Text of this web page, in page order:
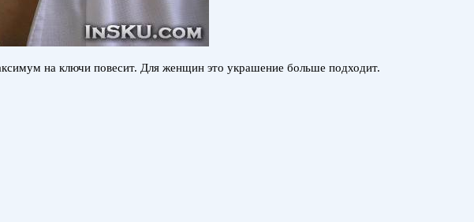
на ключи повесит. Для женщин это украшение больше подходит.